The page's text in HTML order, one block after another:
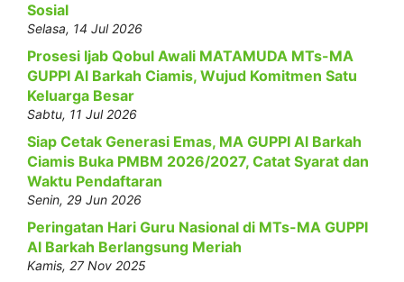
Sosial
Selasa, 14 Jul 2026
Prosesi Ijab Qobul Awali MATAMUDA MTs-MA
GUPPI Al Barkah Ciamis, Wujud Komitmen Satu
Keluarga Besar
Sabtu, 11 Jul 2026
Siap Cetak Generasi Emas, MA GUPPI Al Barkah
Ciamis Buka PMBM 2026/2027, Catat Syarat dan
Waktu Pendaftaran
Senin, 29 Jun 2026
Peringatan Hari Guru Nasional di MTs-MA GUPPI
Al Barkah Berlangsung Meriah
Kamis, 27 Nov 2025